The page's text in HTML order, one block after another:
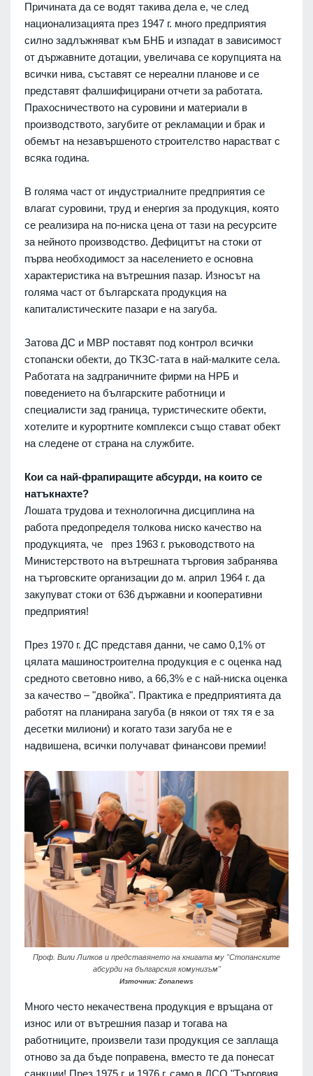
Причината да се водят такива дела е, че след
национализацията през 1947 г. много предприятия
силно задлъжняват към БНБ и изпадат в зависимост
от държавните дотации, увеличава се корупцията на
всички нива, съставят се нереални планове и се
представят фалшифицирани отчети за работата.
Прахосничеството на суровини и материали в
производството, загубите от рекламации и брак и
обемът на незавършеното строителство нарастват с
всяка година.
В голяма част от индустриалните предприятия се
влагат суровини, труд и енергия за продукция, която
се реализира на по-ниска цена от тази на ресурсите
за нейното производство. Дефицитът на стоки от
първа необходимост за населението е основна
характеристика на вътрешния пазар. Износът на
голяма част от българската продукция на
капиталистическите пазари е на загуба.
Затова ДС и МВР поставят под контрол всички
стопански обекти, до ТКЗС-тата в най-малките села.
Работата на задграничните фирми на НРБ и
поведението на българските работници и
специалисти зад граница, туристическите обекти,
хотелите и курортните комплекси също стават обект
на следене от страна на службите.
Кои са най-фрапиращите абсурди, на които се
натъкнахте?
Лошата трудова и технологична дисциплина на
работа предопределя толкова ниско качество на
продукцията, че през 1963 г. ръководството на
Министерството на вътрешната търговия забранява
на търговските организации до м. април 1964 г. да
закупуват стоки от 636 държавни и кооперативни
предприятия!
През 1970 г. ДС представя данни, че само 0,1% от
цялата машиностроителна продукция е с оценка над
средното световно ниво, а 66,3% е с най-ниска оценка
за качество – "двойка". Практика е предприятията да
работят на планирана загуба (в някои от тях тя е за
десетки милиони) и когато тази загуба не е
надвишена, всички получават финансови премии!
Проф. Вили Лилков и представянето на книгата му "Стопанските
абсурди на българския комунизъм"
Източник: Zonanews
Много често некачествена продукция е връщана от
износ или от вътрешния пазар и тогава на
работниците, произвели тази продукция се заплаща
отново за да бъде поправена, вместо те да понесат